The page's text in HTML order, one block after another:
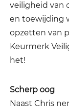
veiligheid van
en toewijding
opzetten van
Keurmerk
het!
Scherp oog
Naast Chris